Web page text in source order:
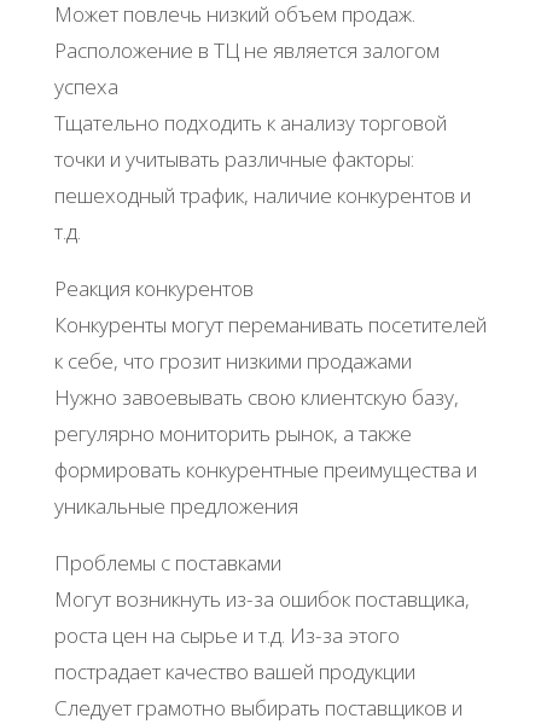
Может повлечь низкий объем продаж.
Расположение в ТЦ не является залогом
успеха
Тщательно подходить к анализу торговой
точки и учитывать различные факторы:
пешеходный трафик, наличие конкурентов и
т.д.
Реакция конкурентов
Конкуренты могут переманивать посетителей
к себе, что грозит низкими продажами
Нужно завоевывать свою клиентскую базу,
регулярно мониторить рынок, а также
формировать конкурентные преимущества и
уникальные предложения
Проблемы с поставками
Могут возникнуть из-за ошибок поставщика,
роста цен на сырье и т.д. Из-за этого
пострадает качество вашей продукции
Следует грамотно выбирать поставщиков и